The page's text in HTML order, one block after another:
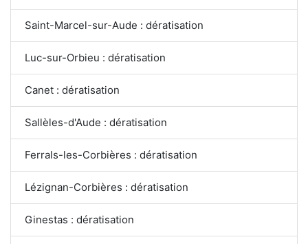
Saint-Marcel-sur-Aude : dératisation
Luc-sur-Orbieu : dératisation
Canet : dératisation
Sallèles-d'Aude : dératisation
Ferrals-les-Corbières : dératisation
Lézignan-Corbières : dératisation
Ginestas : dératisation